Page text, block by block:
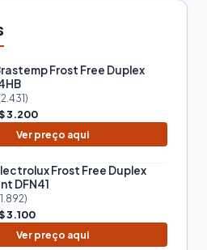
Frost Free Duplex
3.200
Ver preço aqui
Frost Free Duplex
DFN41
3.100
Ver preço aqui